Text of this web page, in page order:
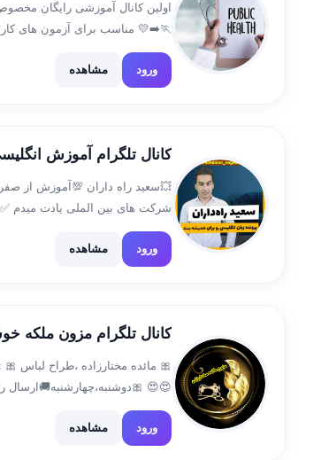
اولین کانال آموزشی رایگان
🏃‍➡️💛 مناسب برای آزمون های
❕تست ❕درسنامه ❕تصویر و جدول
ورود
مشاهده
کانال تلگرام آموزش
💥سعید راه داران 💯آموزش از صفر
شرکت های بین الملی یادت میدم
ودرآمد دلاری داشته باشی ثبت نام
ورود
مشاهده
کانال تلگرام مزون ملکه
😍😍
09102095985- 09052688385 🎀
ورود مشاهده